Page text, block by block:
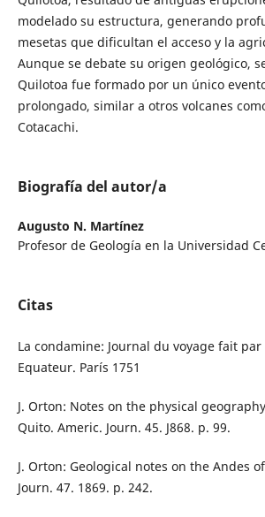
modelado su estructura, generando
mesetas que dificultan el acceso y la
Aunque se debate su origen geológico,
Quilotoa fue formado por un único
prolongado, similar a otros volcanes
Cotacachi.
Biografía del autor/a
Augusto N. Martínez
Profesor de Geología en la Universidad
Citas
La condamine: Journal du voyage fait par
Equateur. París 1751
J. Orton: Notes on the physical
Quito. Americ. Journ. 45. J868. p. 99.
J. Orton: Geological notes on the Andes
Journ. 47. 1869. p. 242.